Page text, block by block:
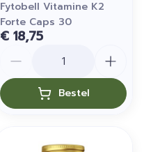
Fytobell Vitamine K2
Forte Caps 30
€ 18,75
Bestel